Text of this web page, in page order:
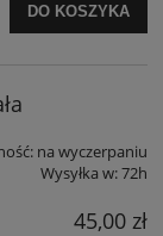
DO KOSZYKA
na wyczerpaniu
Wysyłka w:72h
45,00 zł